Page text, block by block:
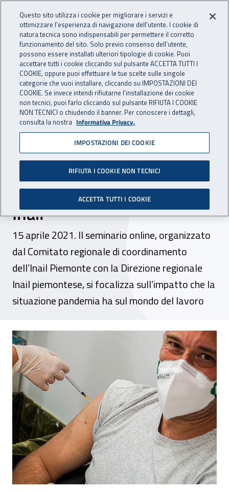
INAIL - Istituto Nazionale
Apri cerca
Navigazione principale
Navigazione - Ti trovi in:
Home Inail comunica Eventi
15 aprile 2021
Webinar - “Covid-19 e
lavoro. Il punto su varianti,
vaccini e tutela assicurativa
Inail”
15 aprile 2021. Il seminario online, organizzato
dal Comitato regionale di coordinamento
dell’Inail Piemonte con la Direzione regionale
Inail piemontese, si focalizza sull’impatto che la
situazione pandemia ha sul mondo del lavoro
Webinar - “Covid-19 e lavoro. Il punto
Questo sito utilizza i cookie per migliorare i servizi e
ottimizzare l’esperienza di navigazione dell’utente. I cookie di
natura tecnica sono indispensabili per permettere il corretto
funzionamento del sito. Solo previo consenso dell’utente,
possono essere installati ulteriori tipologie di cookie. Puoi
accettare tutti i cookie cliccando sul pulsante ACCETTA TUTTI I
COOKIE, oppure puoi effettuare le tue scelte sulle singole
categorie che vuoi installare, cliccando su IMPOSTAZIONI DEI
COOKIE. Se invece intendi rifiutarne l’installazione dei cookie
non tecnici, puoi farlo cliccando sul pulsante RIFIUTA I COOKIE
NON TECNICI o chiudendo il banner. Per conoscere i dettagli,
consulta la nostra Informativa Privacy.
IMPOSTAZIONI DEI COOKIE
RIFIUTA I COOKIE NON TECNICI
ACCETTA TUTTI I COOKIE